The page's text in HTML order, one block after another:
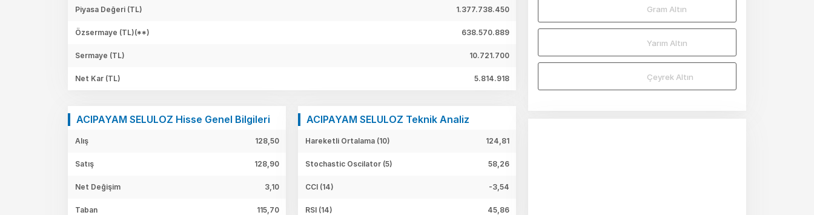
Piyasa Değeri (TL) 1.377.738.450
Özsermaye (TL)(**) 638.570.889
Sermaye (TL) 10.721.700
Net Kar (TL) 5.814.918
ACIPAYAM SELULOZ Hisse Genel Bilgileri
Alış 128,50
Satış 128,90
Net Değişim 3,10
Taban 115,70
ACIPAYAM SELULOZ Teknik Analiz
Hareketli Ortalama (10) 124,81
Stochastic Oscilator (5) 58,26
CCI (14) -3,54
RSI (14) 45,86
Gram Altın
Yarım Altın
Çeyrek Altın